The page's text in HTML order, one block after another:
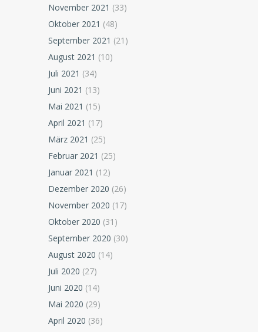
November 2021 (33)
Oktober 2021 (48)
September 2021 (21)
August 2021 (10)
Juli 2021 (34)
Juni 2021 (13)
Mai 2021 (15)
April 2021 (17)
März 2021 (25)
Februar 2021 (25)
Januar 2021 (12)
Dezember 2020 (26)
November 2020 (17)
Oktober 2020 (31)
September 2020 (30)
August 2020 (14)
Juli 2020 (27)
Juni 2020 (14)
Mai 2020 (29)
April 2020 (36)